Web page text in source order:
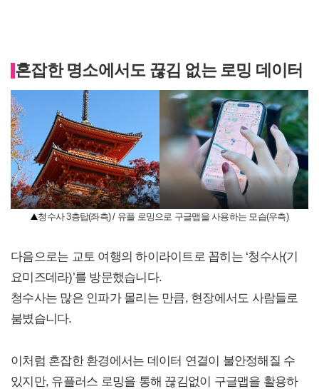
혼잡한 명소에서도 끊김 없는 로밍 데이터
청수사 3층탑(좌측) / 유플 로밍으로 구글맵을 사용하는 모습(우측)
다음으로는 교토 여행의 하이라이트로 꼽히는 ‘청수사(기
요미즈데라)’를 방문했습니다.
청수사는 많은 인파가 몰리는 만큼, 현장에서도 사람들로
붐볐습니다.
이처럼 혼잡한 환경에서는 데이터 연결이 불안정해질 수
있지만, 유플러스 로밍을 통해 끊김없이 구글맵을 활용하